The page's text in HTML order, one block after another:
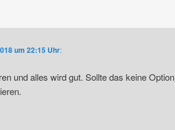
um 22:15 Uhr:
und alles wird gut. Sollte das keine Option